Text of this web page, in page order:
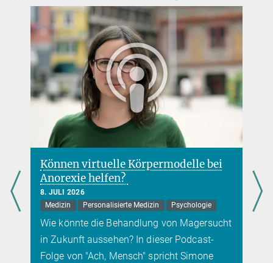
+49 351 210-2080
kboes@...
Tierversuche
In Deutschland werden Tierversuche in erster Linie in der
Grundlagenforschung sowie der Medizin und Tiermedizin
durchgeführt. Es ist gesetzlich vorgeschrieben, neue Wirkstoffe in
Tierversuchen auf Wirksamkeit und Nebenwirkungen zu testen.
Tierversuchsfreie Medikamente gibt es daher nicht. Außerdem
können Tierversuche für die Erkennung von umweltgefährdenden
Einflüssen erforderlich sein.
Können virtuelle Körpermodelle bei
Anorexie helfen?
8. JULI 2026
Medizin
Personalisierte Medizin Psychologie
Wie könnte die Behandlung von Magersucht
in Zukunft aussehen? In dieser Podcast-
Folge von "Ach, Mensch" spricht Simone